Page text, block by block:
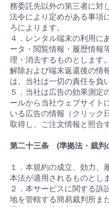
務委託先以外の第三者に対
法令により定めがある事項
ろによります。
４．レンタル端末の利用に
ータ・閲覧情報・履歴情報
理・消去するものとします
解除および端末返還後の情
は、当社は一切の責任を負
５．当社は広告の効果測定
ールから当社ウェブサイト
いる広告の情報（クリック
取得し、ご注文情報と照合
第二十三条 (準拠法・裁判
１．本規約の成立、効力、
本法が適用されるものとし
２．本サービスに関する訴
地を管轄する簡易裁判所ま